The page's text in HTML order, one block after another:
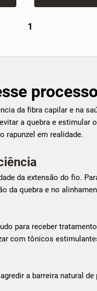
1
da fibra capilar e na
a quebra e estimular
rapunzel em realidade.
da extensão do fio.
quebra e no
para receber
com tônicos
a barreira natural de